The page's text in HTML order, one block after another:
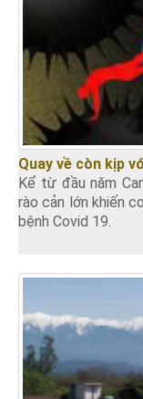
Quay về còn kịp
Kể từ đầu năm
rào cản lớn khiến
bệnh Covid 19.